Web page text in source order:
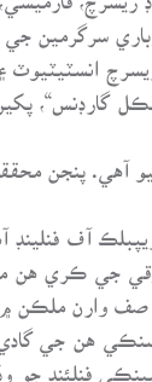
سرگرمين
پنجن
آف فنلينڊ
جي ڪري هن
صف وارن ملڪن
جي قبضي ۾ رهڻ کان پوءِ
فنلئنڊ جو